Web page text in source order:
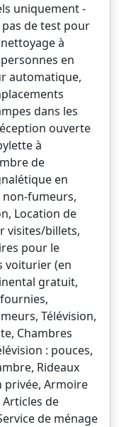
uniquement -
pas de test pour
à
en
automatique,
dans les
ouverte
à
de
en
fumeurs,
Location de
visites/billets,
pour le
voiturier (en
gratuit,
Télévision,
Chambres
: pouces,
Rideaux
privée, Armoire
de
de ménage